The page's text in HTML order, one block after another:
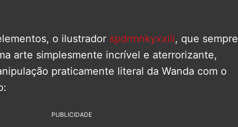
o ilustrador spdrmnkyxxiii, que sempre
arte simplesmente incrível e aterrorizante,
praticamente literal da Wanda com o
PUBLICIDADE